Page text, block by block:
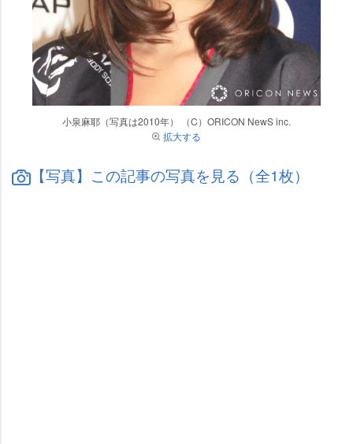
小泉麻耶（写真は2010年） （C）ORICON NewS inc.
拡大する
【写真】この記事の写真を見る（全1枚）